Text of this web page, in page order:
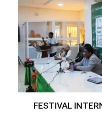
FESTIVAL